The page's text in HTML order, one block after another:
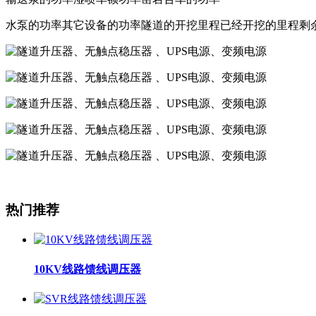
水泵的功率其它设备的功率隧道的开挖里程已经开挖的里程剩
热门推荐
10KV线路馈线调压器